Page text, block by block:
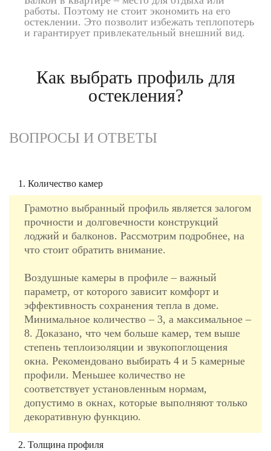
работы. Поэтому не стоит экономить на его
остеклении. Это позволит избежать теплопотерь
и гарантирует привлекательный внешний вид.
Как выбрать профиль для
остекления?
ВОПРОСЫ И ОТВЕТЫ
1. Количество камер
Грамотно выбранный профиль является залогом
прочности и долговечности конструкций
лоджий и балконов. Рассмотрим подробнее, на
что стоит обратить внимание.
Воздушные камеры в профиле – важный
параметр, от которого зависит комфорт и
эффективность сохранения тепла в доме.
Минимальное количество – 3, а максимальное –
8. Доказано, что чем больше камер, тем выше
степень теплоизоляции и звукопоглощения
окна. Рекомендовано выбирать 4 и 5 камерные
профили. Меньшее количество не
соответствует установленным нормам,
допустимо в окнах, которые выполняют только
декоративную функцию.
2. Толщина профиля